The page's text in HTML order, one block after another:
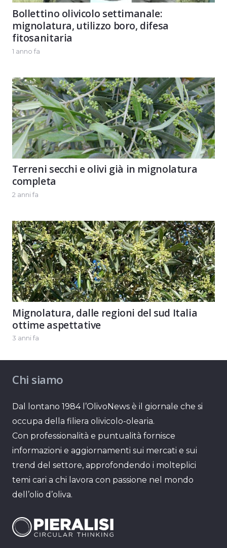
Bollettino olivicolo settimanale:
mignolatura, utilizzo boro, difesa
fitosanitaria
1 anno fa
Terreni secchi e olivi già in mignolatura
completa
2 anni fa
Mignolatura, dalle regioni del sud Italia
ottime aspettative
3 anni fa
Chi siamo
Dal lontano 1984 l’OlivoNews è il giornale che si
occupa della filiera olivicolo-olearia.
Con professionalità e puntualità fornisce
informazioni e aggiornamenti sui mercati e sui
trend del settore, approfondendo i molteplici
temi cari a chi lavora con passione nel mondo
dell’olio d’oliva.